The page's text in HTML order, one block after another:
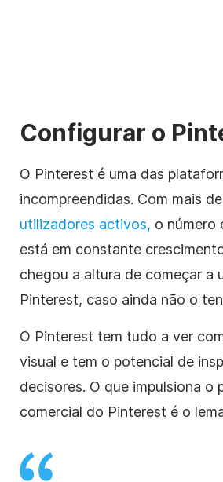
Configurar o
O Pinterest é uma das
incompreendidas. Com mais de
utilizadores activos, o número
está em constante
chegou a altura de começar a
Pinterest, caso ainda não o
O Pinterest tem tudo a ver
visual e tem o potencial de
decisores. O que impulsiona o
comercial do Pinterest é o